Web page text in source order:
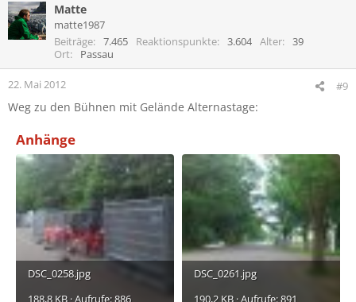
k
t
i
n
e
:
Matte
matte1987
Beiträge
7.465 Reaktionspunkte 3.604 Alter
39
Ort
Passau
22. Mai 2012 #9
Weg zu den Bühnen mit Gelände Alternastage:
Anhänge
DSC_0258.jpg
DSC_0261.jpg